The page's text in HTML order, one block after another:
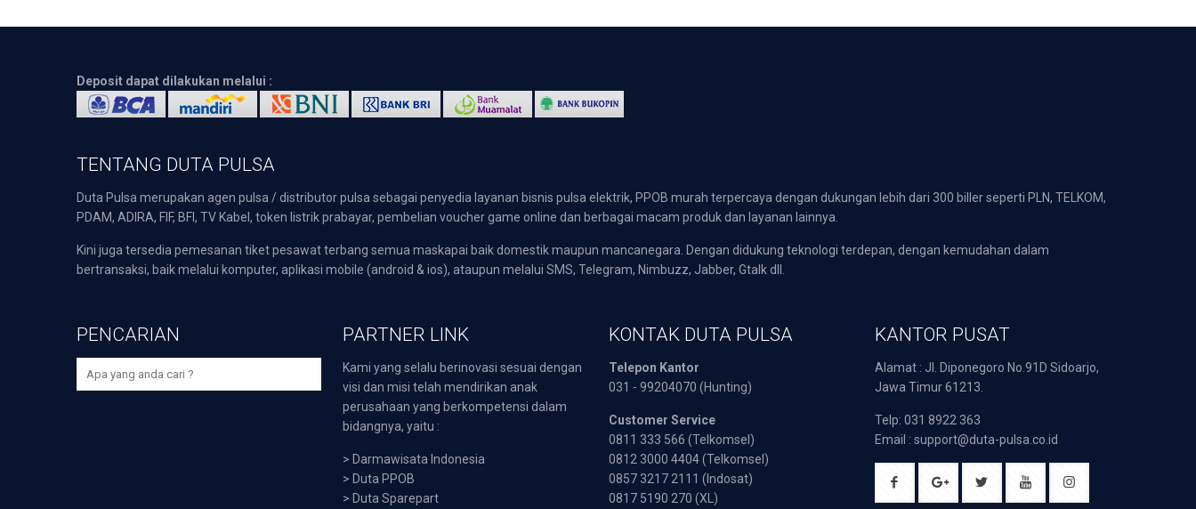
Deposit dapat dilakukan melalui :
TENTANG DUTA PULSA
Duta Pulsa merupakan agen pulsa / distributor pulsa sebagai penyedia layanan bisnis pulsa elektrik, PPOB murah terpercaya dengan dukungan lebih dari 300 biller seperti PLN, TELKOM,
PDAM, ADIRA, FIF, BFI, TV Kabel, token listrik prabayar, pembelian voucher game online dan berbagai macam produk dan layanan lainnya.
Kini juga tersedia pemesanan tiket pesawat terbang semua maskapai baik domestik maupun mancanegara. Dengan didukung teknologi terdepan, dengan kemudahan dalam
bertransaksi, baik melalui komputer, aplikasi mobile (android & ios), ataupun melalui SMS, Telegram, Nimbuzz, Jabber, Gtalk dll.
PENCARIAN PARTNER LINK
Kami yang selalu berinovasi sesuai dengan
visi dan misi telah mendirikan anak
perusahaan yang berkompetensi dalam
bidangnya, yaitu :
> Darmawisata Indonesia
> Duta PPOB
> Duta Sparepart
KONTAK DUTA PULSA
Telepon Kantor
031 - 99204070 (Hunting)
Customer Service
0811 333 566 (Telkomsel)
0812 3000 4404 (Telkomsel)
0857 3217 2111 (Indosat)
0817 5190 270 (XL)
KANTOR PUSAT
Alamat : Jl. Diponegoro No.91D Sidoarjo,
Jawa Timur 61213.
Telp: 031 8922 363
Email : support@duta-pulsa.co.id